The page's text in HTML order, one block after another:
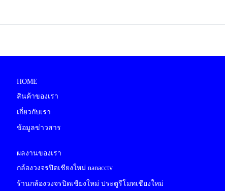
HOME
สินค้าของเรา
เกี่ยวกับเรา
ข้อมูลข่าวสาร
ผลงานของเรา
กล้องวงจรปิดเชียงใหม่ nanacctv
ร้านกล้องวงจรปิดเชียงใหม่ ประตูรีโมทเชียงใหม่